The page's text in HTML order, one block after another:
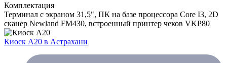
Комплектация
Терминал с экраном 31,5", ПК на базе процессора Core I3, 2D
сканер Newland FM430, встроенный принтер чеков VKP80
Киоск А20 в Астрахани